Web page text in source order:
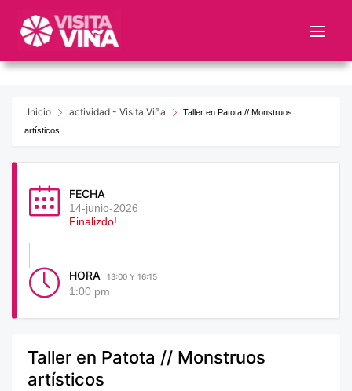
este
web
sistemaInicio actividad - Visita Viña
Taller en Patota // Monstruos
artísticos
FECHA
14-junio-2026
Finalizdo!
HORA 13:00 Y 16:15
1:00 pm
Taller en Patota // Monstruos
artísticos